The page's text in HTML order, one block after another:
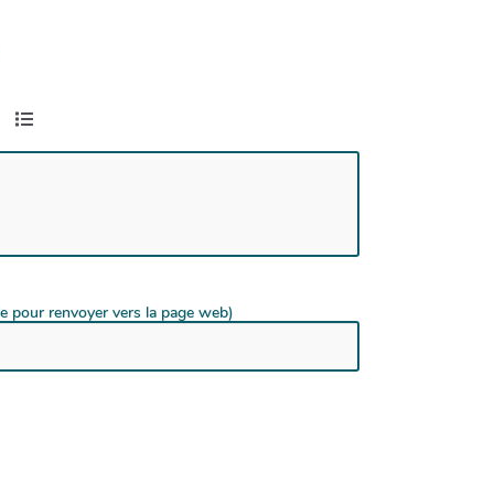
pour renvoyer vers la page web)